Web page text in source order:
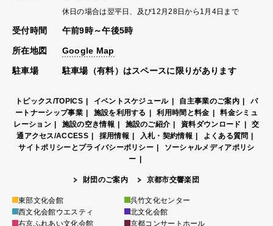
休日の場合は翌平日、及び12月28日から1月4日まで
受付時間 午前9時～午後5時
所在地図 Google Map
駐車場 駐車場（有料）はスペースに限りがあります
トピックス/TOPICS イベントスケジュール 自主事業のご案内
パ
ートナーシップ事業
施設を利用する 利用時間と料金
料金シミュ
レーション
施設の空き情報 施設のご紹介 資料ダウンロード
交
通アクセス/ACCESS
採用情報 入札・契約情報
よくある質問
サイトポリシーとプライバシーポリシー
ソーシャルメディアポリシ
ー
財団のご案内 京都市交響楽団
東部文化会館
呉竹文化センター
西文化会館ウエスティ
北文化会館
右京ふれあい文化会館
京都コンサートホール